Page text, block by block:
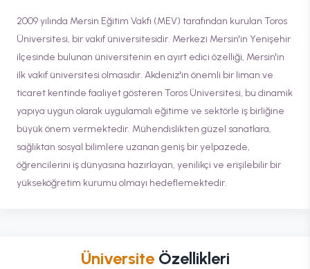
2009 yılında Mersin Eğitim Vakfı (MEV) tarafından kurulan Toros
Üniversitesi, bir vakıf üniversitesidir. Merkezi Mersin'in Yenişehir
ilçesinde bulunan üniversitenin en ayırt edici özelliği, Mersin'in
ilk vakıf üniversitesi olmasıdır. Akdeniz'in önemli bir liman ve
ticaret kentinde faaliyet gösteren Toros Üniversitesi, bu dinamik
yapıya uygun olarak uygulamalı eğitime ve sektörle iş birliğine
büyük önem vermektedir. Mühendislikten güzel sanatlara,
sağlıktan sosyal bilimlere uzanan geniş bir yelpazede,
öğrencilerini iş dünyasına hazırlayan, yenilikçi ve erişilebilir bir
yükseköğretim kurumu olmayı hedeflemektedir.
Üniversite Özellikleri